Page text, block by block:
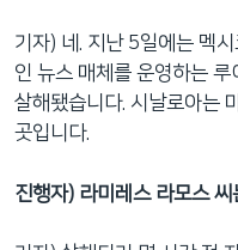
기자) 네. 지난 5일에는 멕
인 뉴스 매체를 운영하는
살해됐습니다. 시날로아는
곳입니다.
진행자) 라미레스 라모스